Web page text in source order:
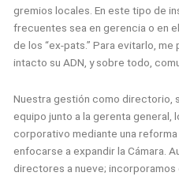
gremios locales. En este tipo de
frecuentes sea en gerencia o en
de los “ex-pats.” Para evitarlo,
intacto su ADN, y sobre todo,
Nuestra gestión como directorio,
equipo junto a la gerenta
corporativo mediante una
enfocarse a expandir la Cámara.
directores a nueve; incorporamos